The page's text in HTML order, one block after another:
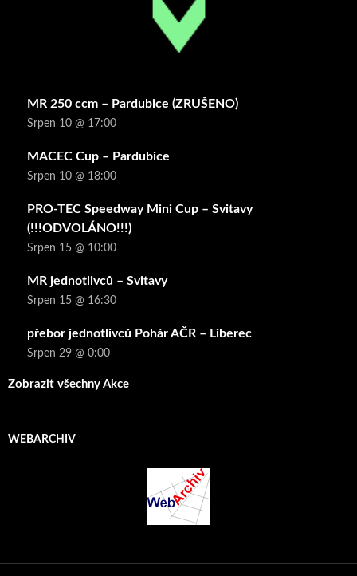
MR 250 ccm – Pardubice (ZRUŠENO)
Srpen 10 @ 17:00
MACEC Cup – Pardubice
Srpen 10 @ 18:00
PRO-TEC Speedway Mini Cup – Svitavy
(!!!ODVOLÁNO!!!)
Srpen 15 @ 10:00
MR jednotlivců – Svitavy
Srpen 15 @ 16:30
přebor jednotlivců Pohár AČR – Liberec
Srpen 29 @ 0:00
Zobrazit všechny Akce
WEBARCHIV